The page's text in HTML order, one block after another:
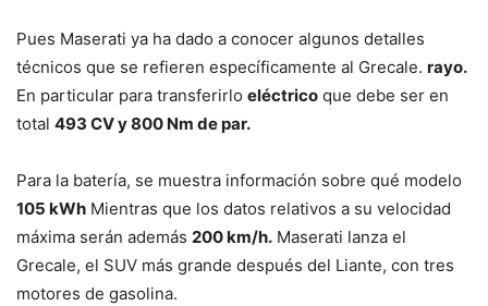
Pues Maserati ya ha dado a conocer algunos detalles
técnicos que se refieren específicamente al Grecale. rayo.
En particular para transferirlo eléctrico que debe ser en
total 493 CV y ​​800 Nm de par.
Para la batería, se muestra información sobre qué modelo
105 kWh Mientras que los datos relativos a su velocidad
máxima serán además 200 km/h. Maserati lanza el
Grecale, el SUV más grande después del Liante, con tres
motores de gasolina.